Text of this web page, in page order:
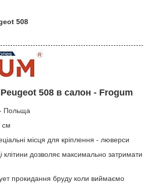
508
508 в салон - Frogum
Польща
см
місця для кріплення - люверси
клітини дозволяє максимально затримати
прокидання бруду коли виймаємо